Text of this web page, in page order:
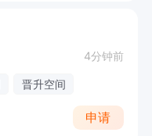
4分钟前
晋升空间
申请